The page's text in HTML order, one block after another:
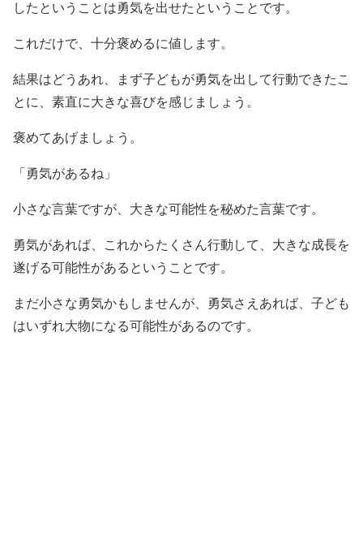
したということは勇気を出せたということです。
これだけで、十分褒めるに値します。
結果はどうあれ、まず子どもが勇気を出して行動できたこ
とに、素直に大きな喜びを感じましょう。
褒めてあげましょう。
「勇気があるね」
小さな言葉ですが、大きな可能性を秘めた言葉です。
勇気があれば、これからたくさん行動して、大きな成長を
遂げる可能性があるということです。
まだ小さな勇気かもしませんが、勇気さえあれば、子ども
はいずれ大物になる可能性があるのです。